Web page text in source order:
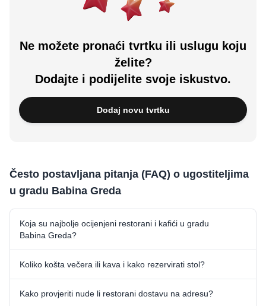
Ne možete pronaći tvrtku ili uslugu koju
želite?
Dodajte i podijelite svoje iskustvo.
Dodaj novu tvrtku
Često postavljana pitanja (FAQ) o ugostiteljima
u gradu Babina Greda
Koja su najbolje ocijenjeni restorani i kafići u gradu
Babina Greda?
Koliko košta večera ili kava i kako rezervirati stol?
Kako provjeriti nude li restorani dostavu na adresu?